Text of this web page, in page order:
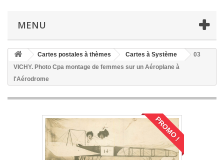
MENU
Cartes postales à thèmes Cartes à Système
03
VICHY. Photo Cpa montage de femmes sur un Aéroplane à
l'Aérodrome
PROMO !